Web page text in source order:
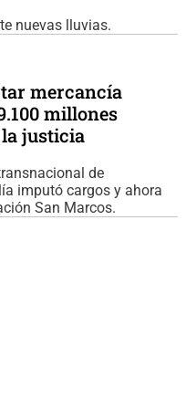
nuevas lluvias.
mercancía
millones
justicia
de
imputó cargos y ahora
San Marcos.